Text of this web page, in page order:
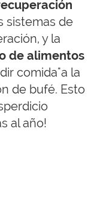
sistemas de
y la
de alimentos
comida"a la
de bufé. Esto
al año!